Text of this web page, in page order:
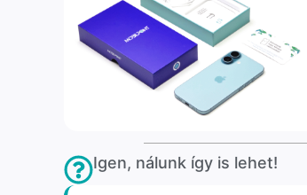
Igen, nálunk így is lehet!